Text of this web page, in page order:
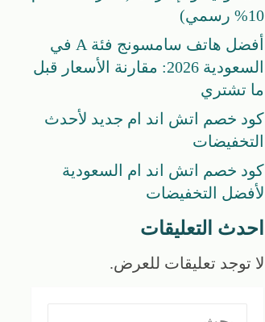
10% رسمي)
أفضل هاتف سامسونج فئة A في
السعودية 2026: مقارنة الأسعار قبل
ما تشتري
كود خصم اتش اند ام جديد لأحدث
التخفيضات
كود خصم اتش اند ام السعودية
لأفضل التخفيضات
احدث التعليقات
لا توجد تعليقات للعرض.